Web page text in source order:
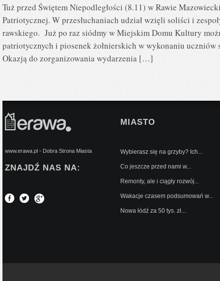
Tuż przed Świętem Niepodległości (8.11) w Rawie
Patriotycznej. W przesłuchaniach udział wzięli soliści i
rawskiego. Już po raz siódmy w Miejskim Domu Kultury
patriotycznych i piosenek żołnierskich w wykonaniu uczniów
Okazją do zorganizowania wydarzenia […]
www.erawa.pl - Dobra Strona Miasta
ZNAJDŹ NAS NA:
MIASTO
Wybierasz się na grzyby? Ich...
Co jeszcze przed nami w...
Remonty, ale i ciągły rozwój...
Wakacje czasem podsumowań w...
Nowa łódź za 50 tys. zł...